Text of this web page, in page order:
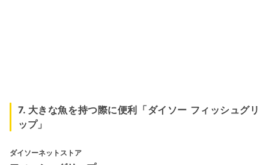
7. 大きな魚を持つ際に便利「ダイソー フィッシュグリ
ップ」
ダイソーネットストア